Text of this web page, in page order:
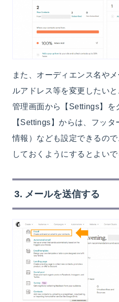
また、オーディエンス名や
ルアドレス等を変更したい
管理画面から【Settings】を
【Settings】からは、フッ
情報）なども設定できるの
しておくようにするとよいで
3. メールを送信する